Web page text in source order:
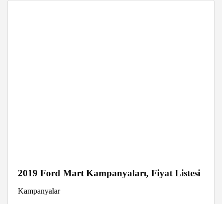
2019 Ford Mart Kampanyaları, Fiyat Listesi
Kampanyalar